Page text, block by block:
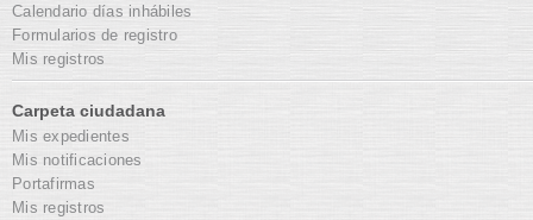
Calendario días inhábiles
Formularios de registro
Mis registros
Carpeta ciudadana
Mis expedientes
Mis notificaciones
Portafirmas
Mis registros